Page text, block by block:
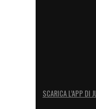
SCARICA L’APP DI